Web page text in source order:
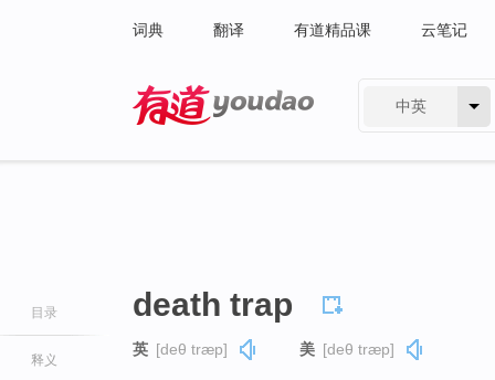
词典 翻译 有道精品课 云笔记
中英
目录
释义
death trap
英 [deθ træp] 美 [deθ træp]